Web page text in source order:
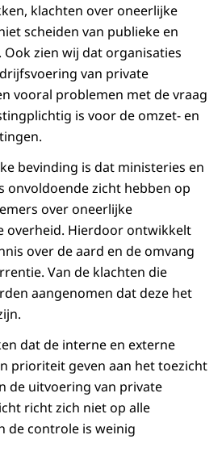
klachten over oneerlijke
scheiden van publieke en
zien wij dat organisaties
van private
vooral problemen met de vraag
is voor de omzet- en
bevinding is dat ministeries en
onvoldoende zicht hebben op
over oneerlijke
overheid. Hierdoor ontwikkelt
over de aard en de omvang
Van de klachten die
aangenomen dat deze het
dat de interne en externe
prioriteit geven aan het toezicht
de uitvoering van private
richt zich niet op alle
de controle is weinig